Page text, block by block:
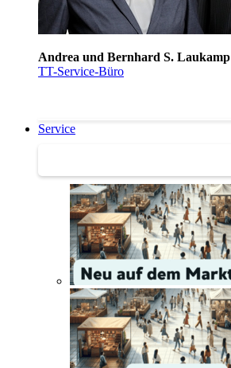
Andrea und Bernhard S. Laukamp
TT-Service-Büro
Service